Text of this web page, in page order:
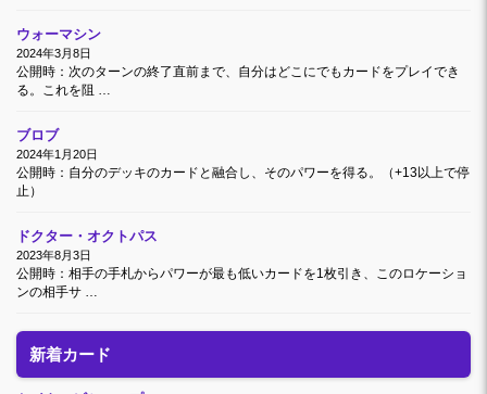
ウォーマシン
2024年3月8日
公開時：次のターンの終了直前まで、自分はどこにでもカードをプレイでき
る。これを阻 …
ブロブ
2024年1月20日
公開時：自分のデッキのカードと融合し、そのパワーを得る。（+13以上で停
止）
ドクター・オクトパス
2023年8月3日
公開時：相手の手札からパワーが最も低いカードを1枚引き、このロケーショ
ンの相手サ …
新着カード